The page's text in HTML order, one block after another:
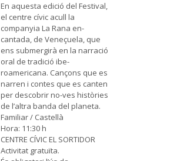
En aquesta edició del Festival,
el centre cívic acull la
companyia La Rana en-
cantada, de Veneçuela, que
ens submergirà en la narració
oral de tradició ibe-
roamericana. Cançons que es
narren i contes que es canten
per descobrir no-ves històries
de l’altra banda del planeta.
Familiar / Castellà
Hora: 11:30 h
CENTRE CÍVIC EL SORTIDOR
Activitat gratuïta.